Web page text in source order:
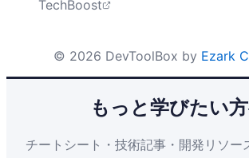
TechBoost
© 2026 DevToolBox by Ezark
もっと学びたい
チートシート・技術記事・開発リソー